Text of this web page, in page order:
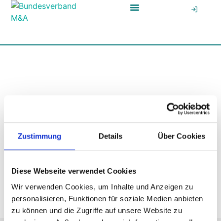
Zustimmung Details Über Cookies
Diese Webseite verwendet Cookies
Wir verwenden Cookies, um Inhalte und Anzeigen zu
personalisieren, Funktionen für soziale Medien anbieten
zu können und die Zugriffe auf unsere Website zu